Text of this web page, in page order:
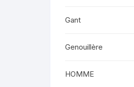
Gant
Genouillère
HOMME